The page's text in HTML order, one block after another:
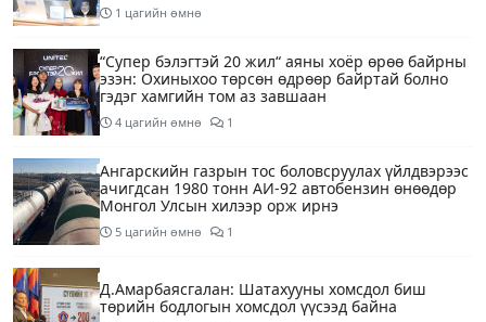
1 цагийн өмнө
“Супер бэлэгтэй 20 жил“ аяны хоёр өрөө байрны
эзэн: Охиныхоо төрсөн өдрөөр байртай болно
гэдэг хамгийн том аз завшаан
4 цагийн өмнө 1
Ангарскийн газрын тос боловсруулах үйлдвэрээс
ачигдсан 1980 тонн АИ-92 автобензин өнөөдөр
Монгол Улсын хилээр орж ирнэ
5 цагийн өмнө 1
Д.Амарбаясгалан: Шатахууны хомсдол биш
төрийн бодлогын хомсдол үүсээд байна